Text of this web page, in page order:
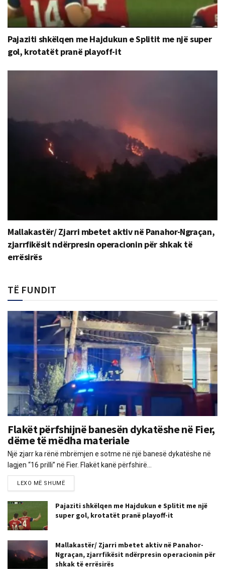
Pajaziti shkëlqen me Hajdukun e Splitit me një super
gol, krotatët pranë playoff-it
Mallakastër/ Zjarri mbetet aktiv në Panahor-Ngraçan,
zjarrfikësit ndërpresin operacionin për shkak të
errësirës
TË FUNDIT
Flakët përfshijnë banesën dykatëshe në Fier,
dëme të mëdha materiale
Një zjarr ka rënë mbrëmjen e sotme në një banesë dykatëshe në
lagjen “16 prilli” në Fier. Flakët kanë përfshirë...
LEXO MË SHUMË
Pajaziti shkëlqen me Hajdukun e Splitit me një
super gol, krotatët pranë playoff-it
Mallakastër/ Zjarri mbetet aktiv në Panahor-
Ngraçan, zjarrfikësit ndërpresin operacionin për
shkak të errësirës